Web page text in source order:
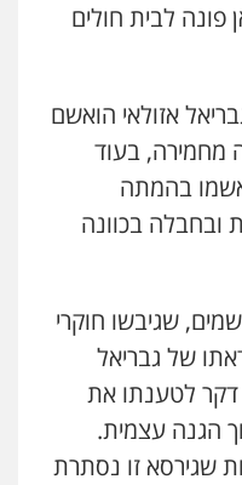
לבית חולים
אזולאי הואשם
מחמירה, בעוד
בהמתה
ובחבלה בכוונה
שגיבשו חוקרי
של גבריאל
לטענתו את
הגנה עצמית.
שגירסא זו נסתרת